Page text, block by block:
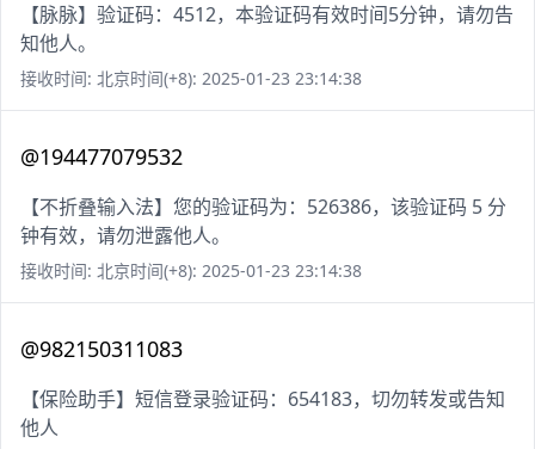
【脉脉】验证码：4512，本验证码有效时间5分钟，请勿告
知他人。
接收时间: 北京时间(+8): 2025-01-23 23:14:38
@194477079532
【不折叠输入法】您的验证码为：526386，该验证码 5 分
钟有效，请勿泄露他人。
接收时间: 北京时间(+8): 2025-01-23 23:14:38
@982150311083
【保险助手】短信登录验证码：654183，切勿转发或告知
他人